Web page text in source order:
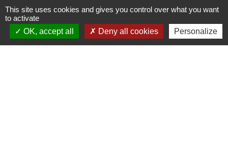
Actualités Voir tout
This site uses cookies and gives you control over what you want
to activate
OK, accept all
Deny all cookies Personalize